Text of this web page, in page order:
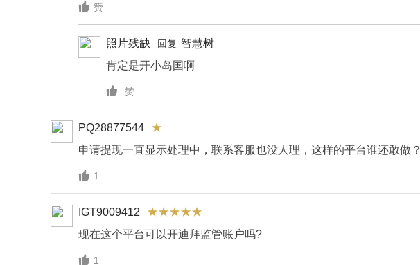
 赞
照片残缺 回复 智慧树
肯定是开小岛国啊
 赞
PQ28877544
申请提现一直显示处理中，联系客服也没人理，这样的平台谁还敢做？
 1
IGT9009412
现在这个平台可以开迪拜监管账户吗?
 1